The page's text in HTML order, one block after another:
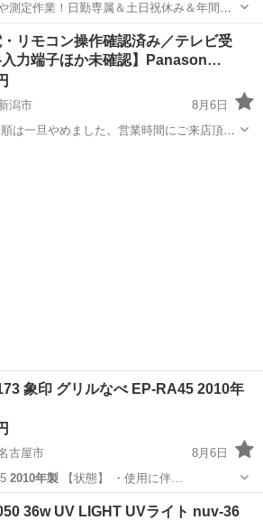
測定作業！日勤専属＆土日祝休み＆年間休
作業★マイカー通勤OK＆無料駐車場あり
度あり！《茨城県常陸大宮市》 人気の
造工...
静駅 その他
・リモコン操作確認済み／テレビ受
入力端子ほか未確認】Panason…
潟市
8月6日
は一旦やめました。営業時間にご来店頂
象印 グリルなべ EP-RA45 2010年
古屋市
8月6日
2010年製 【状態】 ・使用に伴…
36w UV LIGHT UVライト nuv-36